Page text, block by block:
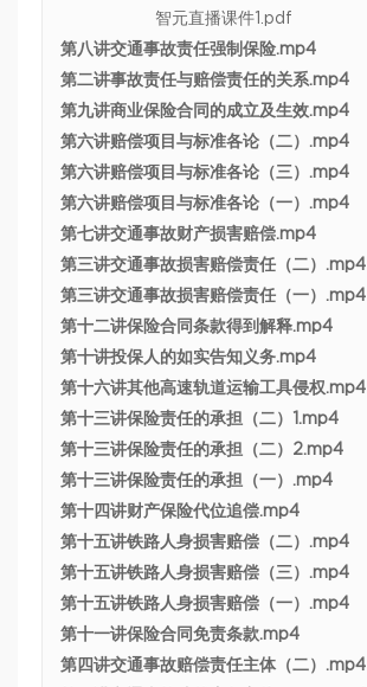
智元直播课件1.pdf
第八讲交通事故责任强制保险.mp4
第二讲事故责任与赔偿责任的关系.mp4
第九讲商业保险合同的成立及生效.mp4
第六讲赔偿项目与标准各论（二）.mp4
第六讲赔偿项目与标准各论（三）.mp4
第六讲赔偿项目与标准各论（一）.mp4
第七讲交通事故财产损害赔偿.mp4
第三讲交通事故损害赔偿责任（二）.mp4
第三讲交通事故损害赔偿责任（一）.mp4
第十二讲保险合同条款得到解释.mp4
第十讲投保人的如实告知义务.mp4
第十六讲其他高速轨道运输工具侵权.mp4
第十三讲保险责任的承担（二）1.mp4
第十三讲保险责任的承担（二）2.mp4
第十三讲保险责任的承担（一）.mp4
第十四讲财产保险代位追偿.mp4
第十五讲铁路人身损害赔偿（二）.mp4
第十五讲铁路人身损害赔偿（三）.mp4
第十五讲铁路人身损害赔偿（一）.mp4
第十一讲保险合同免责条款.mp4
第四讲交通事故赔偿责任主体（二）.mp4